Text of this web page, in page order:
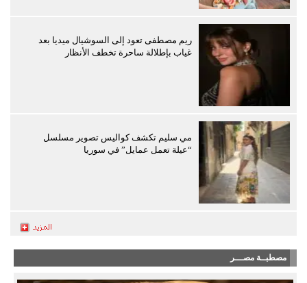
ريم مصطفى تعود إلى السوشيال ميديا بعد
غياب بإطلالة ساحرة تخطف الأنظار
مي سليم تكشف كواليس تصوير مسلسل
“عيلة تعمل عمايل” في سوريا
مصطبــة مصـــر